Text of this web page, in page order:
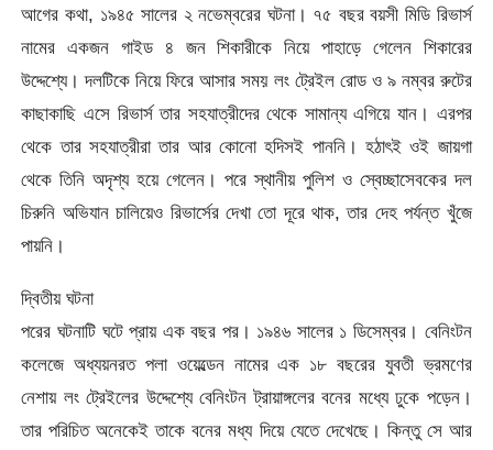
আগের কথা, ১৯৪৫ সালের ২ নভেম্বরের ঘটনা। ৭৫ বছর বয়সী মিডি রিভার্স
নামের একজন গাইড ৪ জন শিকারীকে নিয়ে পাহাড়ে গেলেন শিকারের
উদ্দেশ্যে। দলটিকে নিয়ে ফিরে আসার সময় লং ট্রেইল রোড ও ৯ নম্বর রুটের
কাছাকাছি এসে রিভার্স তার সহযাত্রীদের থেকে সামান্য এগিয়ে যান। এরপর
থেকে তার সহযাত্রীরা তার আর কোনো হদিসই পাননি। হঠাৎই ওই জায়গা
থেকে তিনি অদৃশ্য হয়ে গেলেন। পরে স্থানীয় পুলিশ ও স্বেচ্ছাসেবকের দল
চিরুনি অভিযান চালিয়েও রিভার্সের দেখা তো দূরে থাক, তার দেহ পর্যন্ত খুঁজে
পায়নি।
দ্বিতীয় ঘটনা
পরের ঘটনাটি ঘটে প্রায় এক বছর পর। ১৯৪৬ সালের ১ ডিসেম্বর। বেনিংটন
কলেজে অধ্যয়নরত পলা ওয়েল্ডেন নামের এক ১৮ বছরের যুবতী ভ্রমণের
নেশায় লং ট্রেইলের উদ্দেশ্যে বেনিংটন ট্রায়াঙ্গলের বনের মধ্যে ঢুকে পড়েন।
তার পরিচিত অনেকেই তাকে বনের মধ্য দিয়ে যেতে দেখেছে। কিন্তু সে আর